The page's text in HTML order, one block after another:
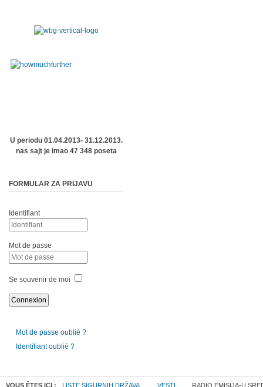
U periodu 01.04.2013- 31.12.2013.
nas sajt je imao 47 348 poseta
FORMULAR ZA PRIJAVU
Identifiant
Mot de passe
Se souvenir de moi
Mot de passe oublié ?
Identifiant oublié ?
VOUS ÊTES ICI : LISTE SIGURNIH DRŽAVA VESTI RADIO EMISIJA-U